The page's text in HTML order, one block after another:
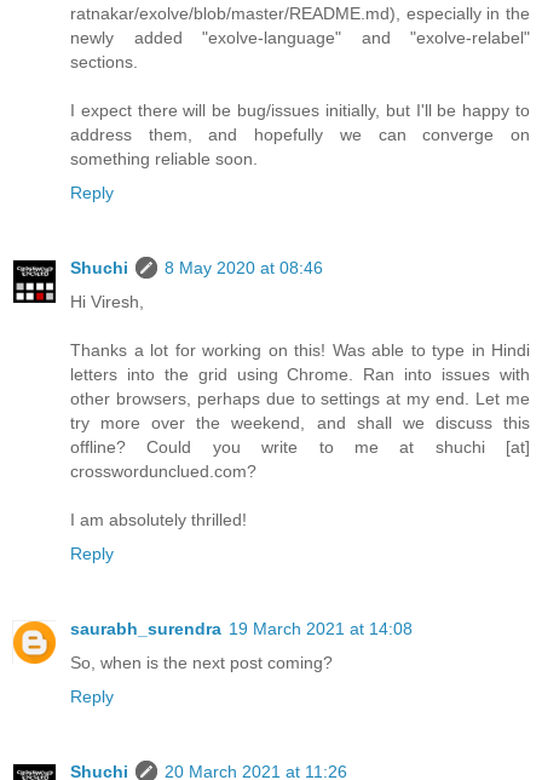
ratnakar/exolve/blob/master/README.md), especially in the
newly added "exolve-language" and "exolve-relabel"
sections.
I expect there will be bug/issues initially, but I'll be happy to
address them, and hopefully we can converge on
something reliable soon.
Reply
Shuchi
8 May 2020 at 08:46
Hi Viresh,
Thanks a lot for working on this! Was able to type in Hindi
letters into the grid using Chrome. Ran into issues with
other browsers, perhaps due to settings at my end. Let me
try more over the weekend, and shall we discuss this
offline? Could you write to me at shuchi [at]
crosswordunclued.com?
I am absolutely thrilled!
Reply
saurabh_surendra 19 March 2021 at 14:08
So, when is the next post coming?
Reply
Shuchi
20 March 2021 at 11:26